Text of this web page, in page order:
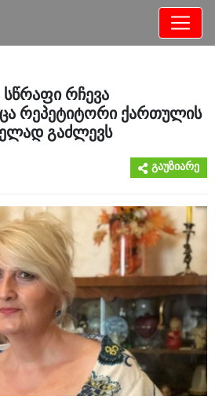
სწრაფი რჩევა
რეპეტიტორი ქართულის
გაძლევს
გაუზიარე